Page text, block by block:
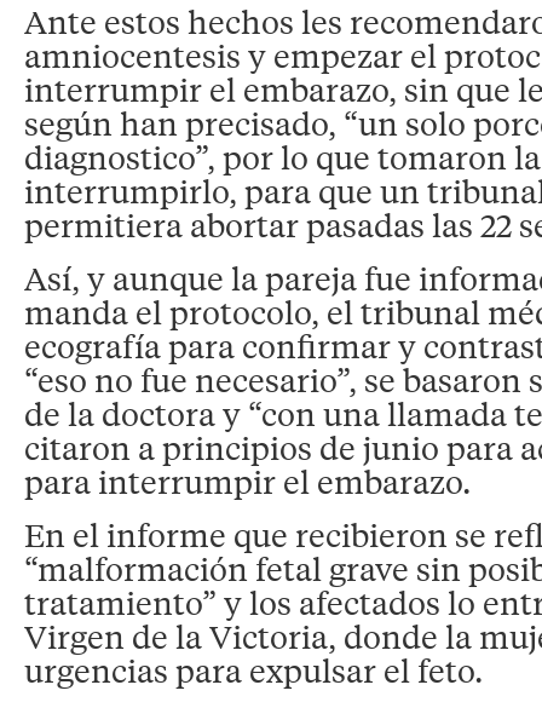
Ante estos hechos les
amniocentesis y empezar el
interrumpir el embarazo, sin que
según han precisado, “un solo
diagnostico”, por lo que tomaron
interrumpirlo, para que un
permitiera abortar pasadas las 22
Así, y aunque la pareja fue
manda el protocolo, el tribunal
ecografía para confirmar y
“eso no fue necesario”, se
de la doctora y “con una llamada
citaron a principios de junio para
para interrumpir el embarazo.
En el informe que recibieron se
“malformación fetal grave sin
tratamiento” y los afectados lo
Virgen de la Victoria, donde la
urgencias para expulsar el feto.